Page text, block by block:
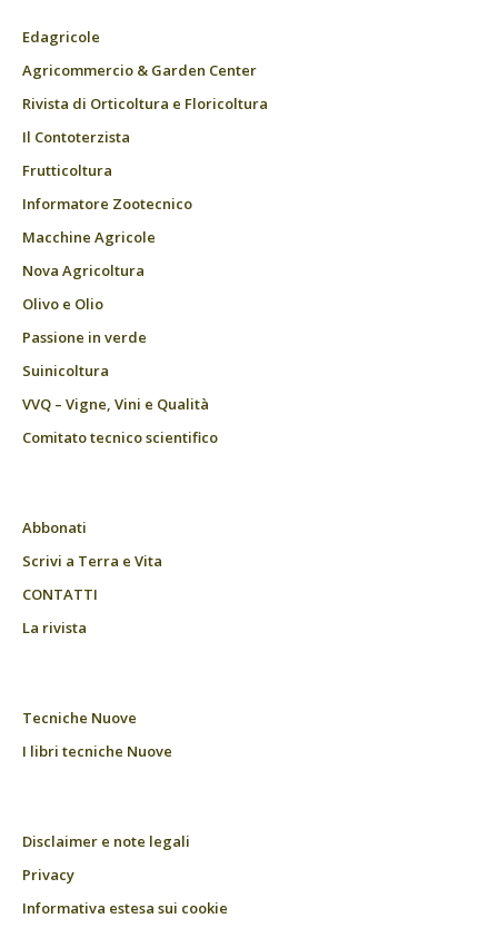
Edagricole
Agricommercio & Garden Center
Rivista di Orticoltura e Floricoltura
Il Contoterzista
Frutticoltura
Informatore Zootecnico
Macchine Agricole
Nova Agricoltura
Olivo e Olio
Passione in verde
Suinicoltura
VVQ – Vigne, Vini e Qualità
Comitato tecnico scientifico
Abbonati
Scrivi a Terra e Vita
CONTATTI
La rivista
Tecniche Nuove
I libri tecniche Nuove
Disclaimer e note legali
Privacy
Informativa estesa sui cookie